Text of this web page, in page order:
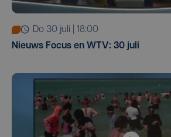
do 30 juli | 18:00
Nieuws Focus en WTV: 30 juli